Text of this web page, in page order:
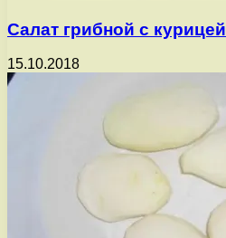
Салат грибной с курицей
15.10.2018